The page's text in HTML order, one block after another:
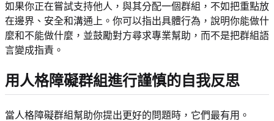
如果你正在嘗試支持他人，與其分配一個群組，不如把重點放
在邊界、安全和溝通上。你可以指出具體行為，說明你能做什
麼和不能做什麼，並鼓勵對方尋求專業幫助，而不是把群組語
言變成指責。
用人格障礙群組進行謹慎的自我反思
當人格障礙群組幫助你提出更好的問題時，它們最有用。